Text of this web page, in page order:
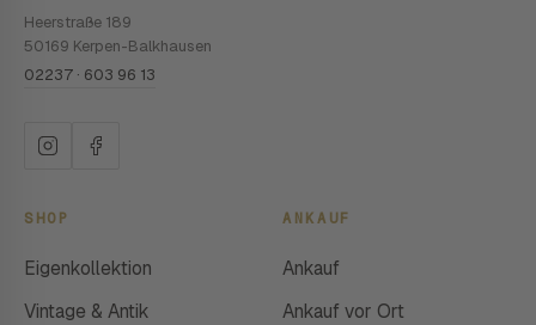
Heerstraße 189
50169 Kerpen-Balkhausen
02237 · 603 96 13
SHOP
Eigenkollektion
Vintage & Antik
ANKAUF
Ankauf
Ankauf vor Ort